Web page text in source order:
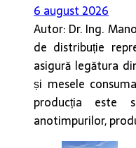
6 august 2026
Autor: Dr. Ing.
de distribuție
asigură legătura
și mesele
producția este
anotimpurilor,